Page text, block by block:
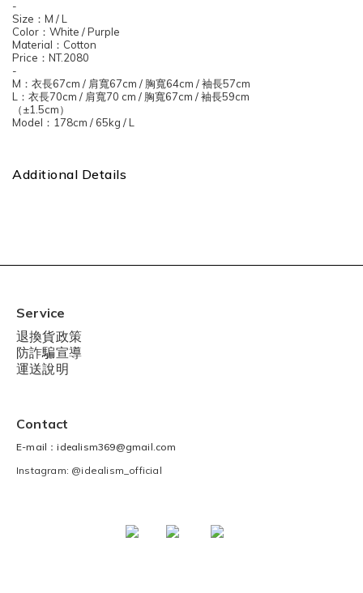
-
Size ： M / L
Color ： White / Purple
Material ： Cotton
Price ： NT.2080
-
M ：衣長67cm / 肩寬67cm / 胸寬64cm /袖長57cm
L
：衣長70cm / 肩寬70 cm / 胸寬67cm /袖長59cm
（±1.5cm）
Model ： 178cm / 65kg / L
Additional Details
Service
退換貨政策
防詐騙宣導
運送說明
Contact
E-mail：idealism369@gmail.com
Instagram: @idealism_official